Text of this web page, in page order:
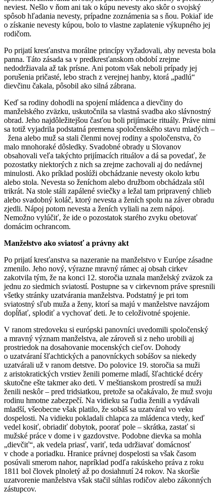
neviest. Nešlo v ňom ani tak o kúpu nevesty ako skôr o svojský
spôsob hľadania nevesty, prípadne zoznámenia sa s ňou. Pokiaľ ide
o získanie nevesty kúpou, bolo to vlastne zaplatenie výkupného jej
rodičom.
Po prijatí kresťanstva morálne princípy vyžadovali, aby nevesta bola
panna. Táto zásada sa v predkresťanskom období zrejme
nedodržiavala až tak prísne. Ani potom však neboli prípady jej
porušenia pričasté, lebo strach z verejnej hanby, ktorá „padlú“
dievčinu čakala, pôsobil ako silná zábrana.
Keď sa rodiny dohodli na spojení mládenca a dievčiny do
manželského zväzku, uskutočnila sa vlastná svadba ako slávnostný
obrad. Jeho najdôležitejšou časťou boli prijímacie rituály. Práve nimi
sa totiž vyjadrila podstatná premena spoločenského stavu mladých –
žena alebo muž sa stali členmi novej rodiny a spoločenstva, čo
malo mnohoraké dôsledky. Svadobné obrady u Slovanov
obsahovali veľa takýchto prijímacích rituálov a dá sa povedať, že
pozostatky niektorých z nich sa zrejme zachovali aj do nedávnej
minulosti. Ako príklad poslúži obchádzanie nevesty okolo krbu
alebo stola. Nevesta so ženíchom alebo družbom obchádzala stôl
trikrát. Na stole stáli zapálené sviečky a ležal tam pripravený chlieb
alebo svadobný koláč, ktorý nevesta a ženích spolu na záver obradu
zjedli. Nápoj potom nevesta a ženích vyliali na zem nápoj.
Nemožno vylúčiť, že ide o pozostatok starého zvyku obetovať
domácim ochrancom.
Manželstvo ako sviatosť a právny akt
Po prijatí kresťanstva sa nazeranie na manželstvo v Európe zásadne
zmenilo. Jeho nový, výrazne mravný rámec aj obsah cirkev
zakotvila tým, že na konci 12. storočia uznala manželský zväzok za
jednu zo siedmich sviatostí. Postupne sa v cirkevnom práve spresnili
všetky stránky uzatvárania manželstva. Podstatný je pri tom
sviatostný sľub muža a ženy, ktorí sa majú v manželstve navzájom
dopĺňať, splodiť a vychovať deti. Je to celoživotné spojenie.
V ranom stredoveku si európski panovníci uvedomili spoločenský
a mravný význam manželstva, ale zároveň si z neho urobili aj
prostriedok na dosahovanie mocenských cieľov. Dohody
o uzatváraní šľachtických a panovníckych sobášov sa niekedy
uzatvárali už v ranom detstve. Do polovice 19. storočia sa muži
z aristokratických vrstiev ženili pomerne mladí, šľachtické dcéry
skutočne ešte takmer ako deti. V meštianskom prostredí sa muži
ženili neskôr – pred tridsiatkou, pretože sa očakávalo, že muž svoju
rodinu hmotne zabezpečí. Na vidieku sa ľudia ženili a vydávali
mladší, všeobecne však platilo, že sobáš sa uzatváral vo veku
dospelosti. Na vidieku pokladali chlapca za mládenca vtedy, keď
vedel kosiť, obriadiť dobytok, poorať pole – skrátka, zastať si
mužské práce v dome i v gazdovstve. Podobne dievka sa mohla
„dievčiť“, ak vedela priasť, variť, teda udržiavať domácnosť
v chode a poriadku. Hranice právnej dospelosti sa však časom
posúvali smerom nahor, napríklad podľa rakúskeho práva z roku
1811 bol človek plnoletý až po dosiahnutí 24 rokov. Na skoršie
uzatvorenie manželstva však stačil súhlas rodičov alebo zákonných
zástupcov.